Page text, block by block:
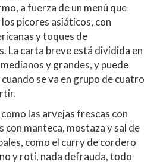
a fuerza de un menú que
picores asiáticos, con
y toques de
La carta breve está dividida en
y grandes, y puede
se va en grupo de cuatro
las arvejas frescas con
con manteca, mostaza y sal de
como el curry de cordero
y roti, nada defrauda, todo